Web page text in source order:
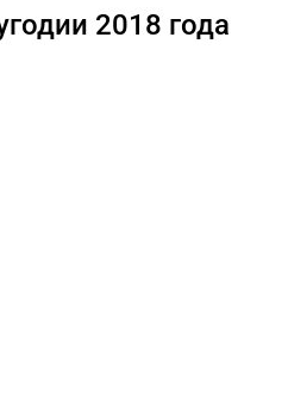
2018 года